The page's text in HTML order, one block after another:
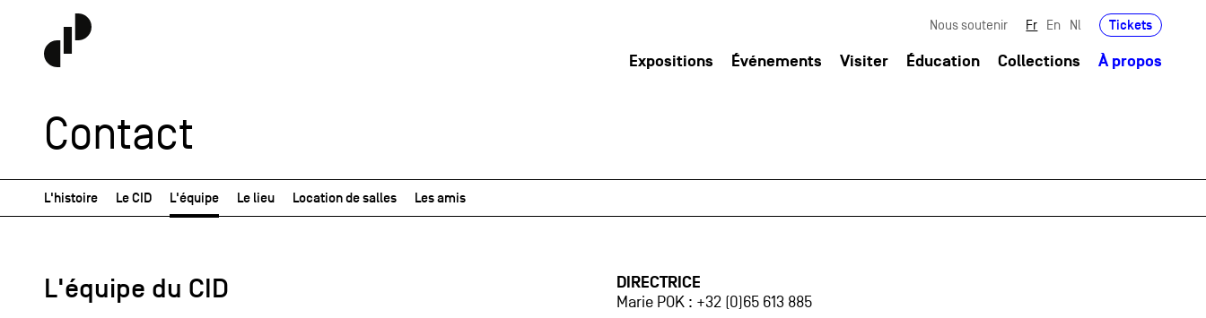
Nous soutenir Fr En Nl Tickets
Expositions Événements Visiter Éducation Collections À propos
Contact
L'histoire Le CID L'équipe Le lieu Location de salles Les amis
L'équipe du CID
DIRECTRICE
Marie POK : +32 (0)65 613 885